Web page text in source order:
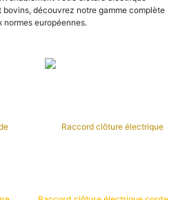
bovins, découvrez notre gamme complète
normes européennes.